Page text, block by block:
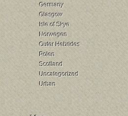
Germany
Glasgow
Isle of Skye
Norwegen
Outer Hebrides
Polen
Scotland
Uncategorized
Urban